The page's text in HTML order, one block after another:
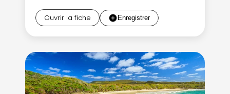
Ouvrir la fiche